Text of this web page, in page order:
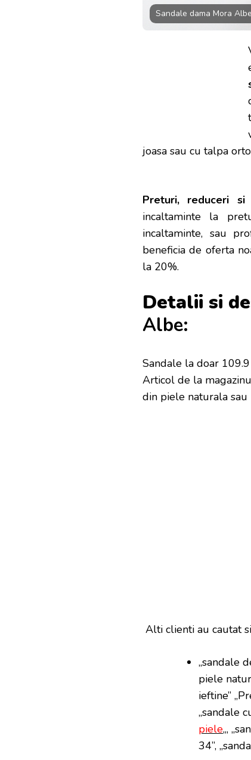
Sandale dama Mora Albe
joasa sau cu talpa
Preturi, reduceri si
incaltaminte la
incaltaminte, sau
beneficia de oferta
la 20%.
Detalii si
Albe:
Sandale la doar
Articol de la
din piele naturala
Alti clienti au cautat
„sandale
piele
ieftine”
„sandale
piele„,
34”,